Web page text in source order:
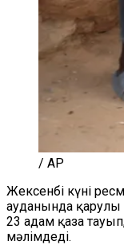
/ AP
Жексенбі күні
ауданында
23 адам қаза
мәлімдеді.